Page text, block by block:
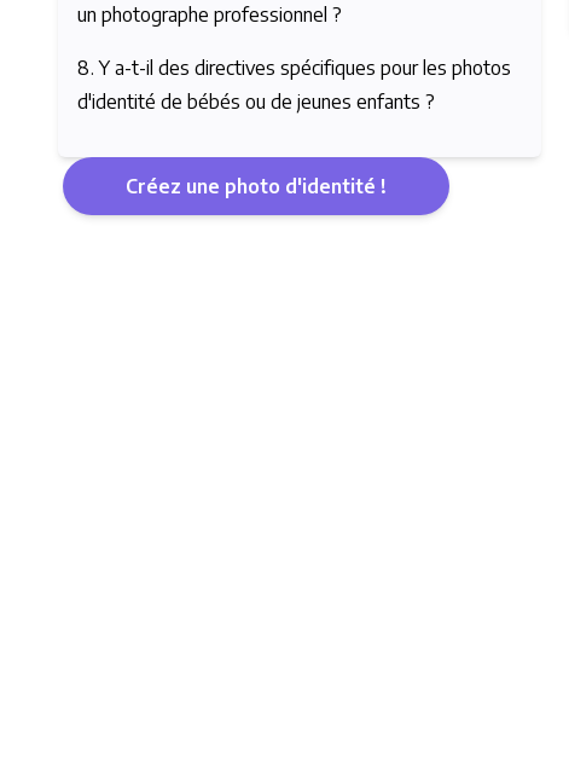
un photographe professionnel ?
Y a-t-il des directives spécifiques pour les photos
d'identité de bébés ou de jeunes enfants ?
Créez une photo d'identité !